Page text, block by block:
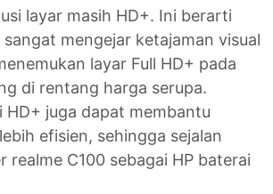
layar masih HD+. Ini berarti
mengejar ketajaman visual
layar Full HD+ pada
di rentang harga serupa.
HD+ juga dapat membantu
efisien, sehingga sejalan
realme C100 sebagai HP baterai